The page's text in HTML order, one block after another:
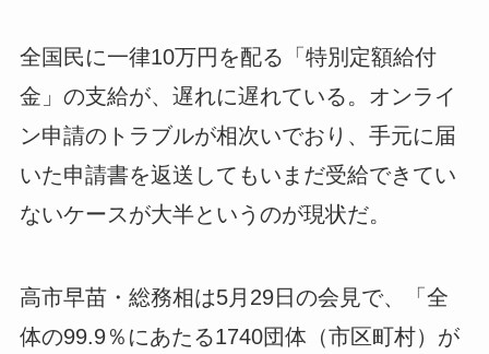
全国民に一律10万円を配る「特別定額給付
金」の支給が、遅れに遅れている。オンライ
ン申請のトラブルが相次いでおり、手元に届
いた申請書を返送してもいまだ受給できてい
ないケースが大半というのが現状だ。
高市早苗・総務相は5月29日の会見で、「全
体の99.9％にあたる1740団体（市区町村）が